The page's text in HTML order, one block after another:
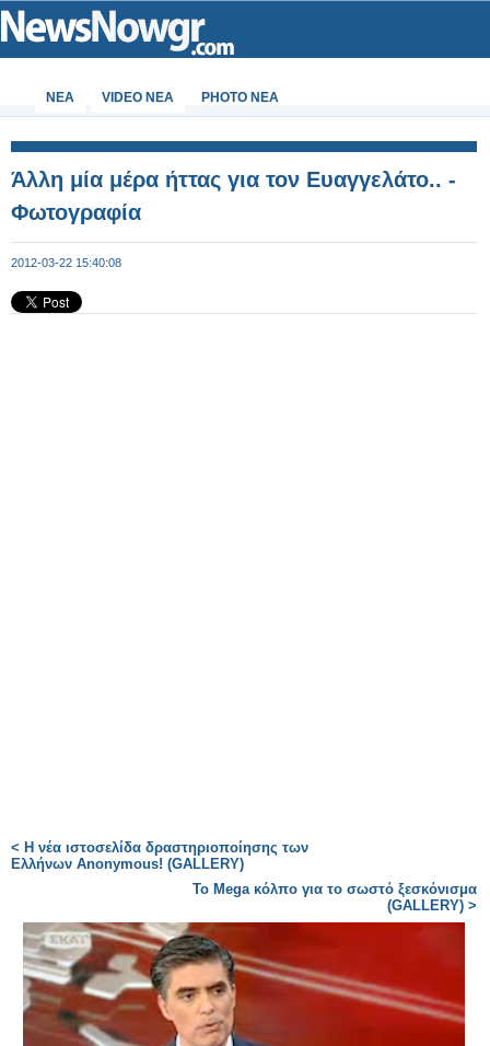
ΝΕΑ VIDEO NEA PHOTO NEA
Άλλη μία μέρα ήττας για τον Ευαγγελάτο.. -
Φωτογραφία
2012-03-22 15:40:08
< Η νέα ιστοσελίδα δραστηριοποίησης των
Ελλήνων Anonymous! (GALLERY)
Το Mega κόλπο για το σωστό ξεσκόνισμα
(GALLERY) >